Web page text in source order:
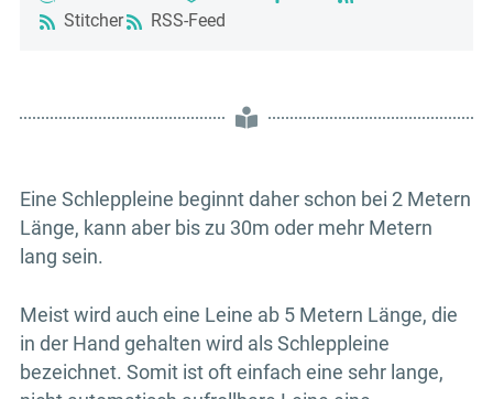
Stitcher
RSS-Feed
Eine Schleppleine beginnt daher schon bei 2 Metern
Länge, kann aber bis zu 30m oder mehr Metern
lang sein.
Meist wird auch eine Leine ab 5 Metern Länge, die
in der Hand gehalten wird als Schleppleine
bezeichnet. Somit ist oft einfach eine sehr lange,